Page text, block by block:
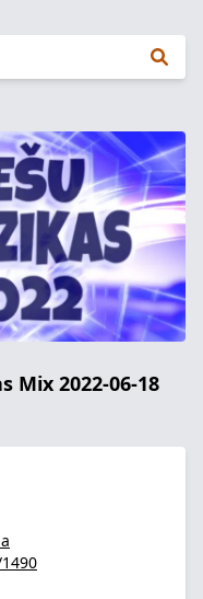
Mix 2022-06-18